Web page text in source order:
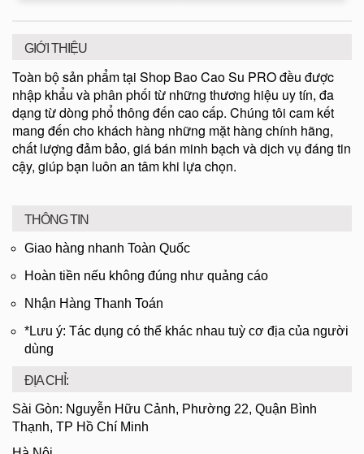
GIỚI THIỆU
Toàn bộ sản phẩm tại Shop Bao Cao Su PRO đều được
nhập khẩu và phân phối từ những thương hiệu uy tín, đa
dạng từ dòng phổ thông đến cao cấp. Chúng tôi cam kết
mang đến cho khách hàng những mặt hàng chính hãng,
chất lượng đảm bảo, giá bán minh bạch và dịch vụ đáng tin
cậy, giúp bạn luôn an tâm khi lựa chọn.
THÔNG TIN
Giao hàng nhanh Toàn Quốc
Hoàn tiền nếu không đúng như quảng cáo
Nhận Hàng Thanh Toán
*Lưu ý: Tác dụng có thể khác nhau tuỳ cơ địa của người
dùng
ĐỊA CHỈ:
Sài Gòn: Nguyễn Hữu Cảnh, Phường 22, Quận Bình
Thạnh, TP Hồ Chí Minh